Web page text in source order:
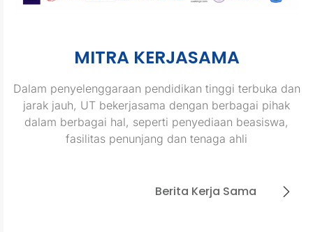
MITRA KERJASAMA
Dalam penyelenggaraan pendidikan tinggi terbuka dan
jarak jauh, UT bekerjasama dengan berbagai pihak
dalam berbagai hal, seperti penyediaan beasiswa,
fasilitas penunjang dan tenaga ahli
Berita Kerja Sama